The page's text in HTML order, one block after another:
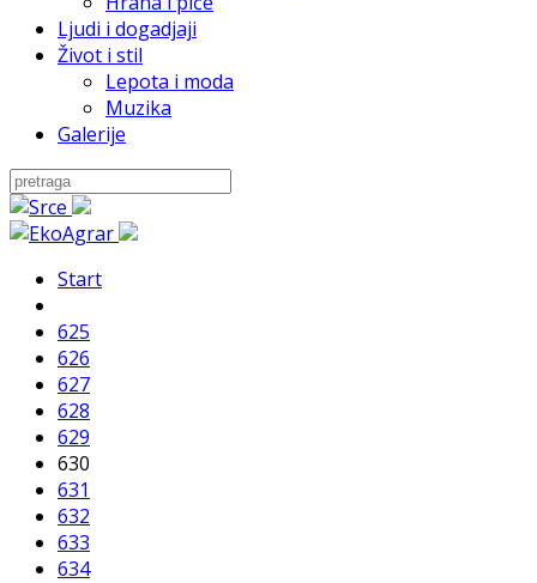
Ljudi i dogadjaji
Život i stil
Lepota i moda
Muzika
Galerije
Start
625
626
627
628
629
630
631
632
633
634